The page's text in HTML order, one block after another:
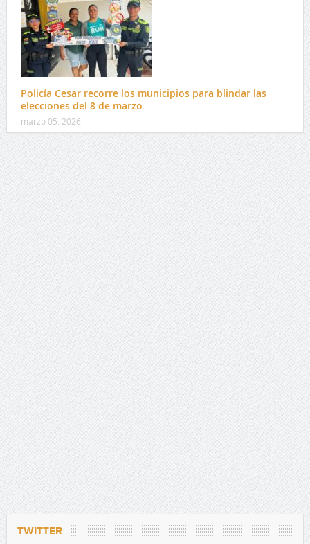
Policía Cesar recorre los municipios para blindar las
elecciones del 8 de marzo
marzo 05, 2026
TWITTER